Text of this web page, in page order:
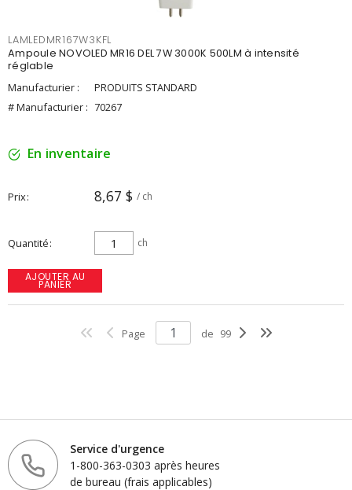
LAMLEDMR167W3KFL
Ampoule NOVOLED MR16 DEL 7W 3000K 500LM à intensité
réglable
Manufacturier :
PRODUITS STANDARD
# Manufacturier : 70267
En inventaire
Prix 8,67 $ / ch
Quantité ch
AJOUTER AU
PANIER
Page de 99
Service d'urgence
1-800-363-0303 après heures
de bureau (frais applicables)